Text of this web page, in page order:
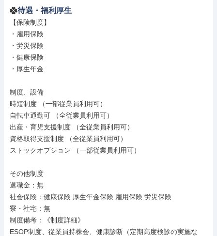
待遇・福利厚生
【保険制度】
・雇用保険
・労災保険
・健康保険
・厚生年金
制度、設備
時短制度 （一部従業員利用可）
自転車通勤可 （全従業員利用可）
出産・育児支援制度 （全従業員利用可）
資格取得支援制度 （全従業員利用可）
ストックオプション （一部従業員利用可）
その他制度
退職金：無
社会保険：健康保険 厚生年金保険 雇用保険 労災保険
寮・社宅：無
制度備考：《制度詳細》
ESOP制度、従業員持株会、健康診断（定期高度検診の実施な